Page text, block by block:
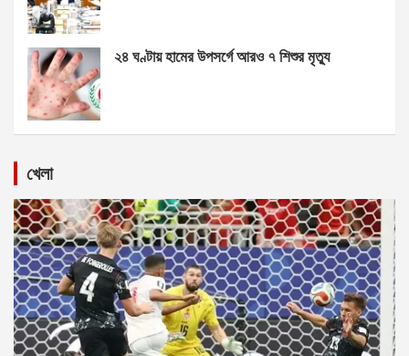
২৪ ঘণ্টায় হামের উপসর্গে আরও ৭ শিশুর মৃত্যু
খেলা